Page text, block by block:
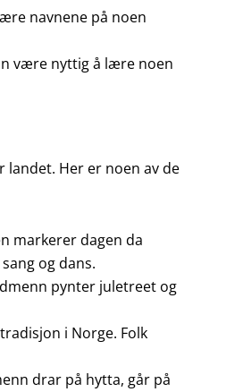
navnene på noen
være nyttig å lære noen
landet. Her er noen av de
markerer dagen da
og dans.
pynter juletreet og
i Norge. Folk
drar på hytta, går på